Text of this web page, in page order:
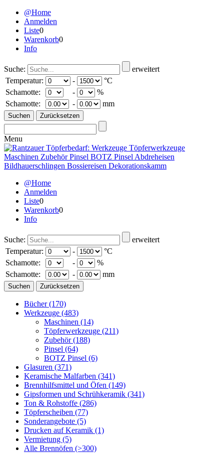
@Home
Anmelden
Liste0
Warenkorb0
Info
Suche:
erweitert
Temperatur:
-
°C
Schamotte:
-
%
Schamotte:
- mm
Menu
@Home
Anmelden
Liste0
Warenkorb0
Info
Suche:
erweitert
Temperatur:
-
°C
Schamotte:
-
%
Schamotte:
- mm
Bücher(170)
Werkzeuge (483)
Maschinen (14)
Töpferwerkzeuge (211)
Zubehör(188)
Pinsel (64)
BOTZ Pinsel (6)
Glasuren (371)
Keramische Malfarben (341)
Brennhilfsmittel und Öfen (149)
Gipsformen und Schrühkeramik (341)
Ton & Rohstoffe (286)
Töpferscheiben (77)
Sonderangebote (5)
Drucken auf Keramik (1)
Vermietung (5)
Alle Brennöfen (>300)